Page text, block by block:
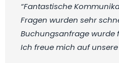
“Fantastische
Fragen wurden sehr
Buchungsanfrage wurde
Ich freue mich auf unsere